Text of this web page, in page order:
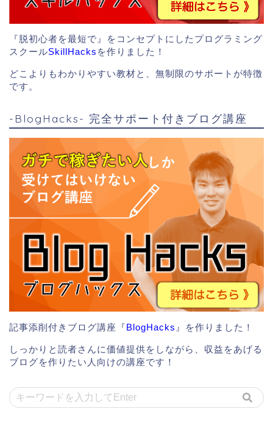
『脱初心者を最短で』をコンセプトにしたプログラミング
スクールSkillHacks を作りました！
どこよりもわかりやすい教材と、無制限のサポートが特徴
です。
-BlogHacks- 完全サポート付きブログ講座
記事添削付きブログ講座『BlogHacks 』を作りました！
しっかりと読者さんに価値提供をしながら、収益をあげる
ブログを作りたい人向けの講座です！